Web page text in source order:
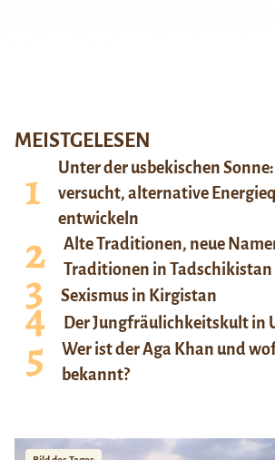
MEISTGELESEN
Unter der usbekischen
versucht, alternative
entwickeln
Alte Traditionen, neue
Traditionen in Tadschikistan
Sexismus in Kirgistan
Der Jungfräulichkeitskult in
Wer ist der Aga Khan und
bekannt?